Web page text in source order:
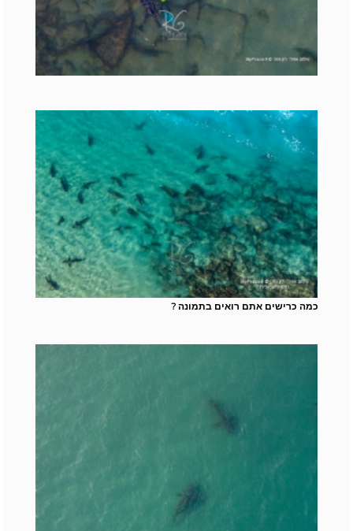
כמה כרישים אתם רואים בתמונה ?